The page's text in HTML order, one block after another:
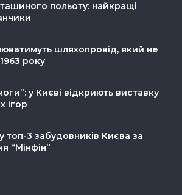
польоту: найкращі
шляхопровід, який не
року
у Києві відкриють виставку
ігор
топ-3 забудовників Києва за
“Мінфін”